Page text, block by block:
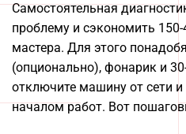
Самостоятельная
проблему и сэкономить
мастера. Для этого
(опционально), фонарик и
отключите машину от сети и
началом работ. Вот